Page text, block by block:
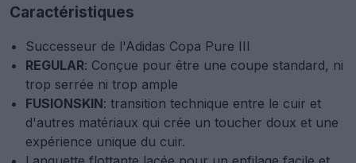
Caractéristiques
Successeur de l'Adidas Copa Pure III
REGULAR: Conçue pour être une coupe standard, ni
trop serrée ni trop ample
FUSIONSKIN: transition technique entre le cuir et
d'autres matériaux qui crée un toucher doux et une
expérience unique du cuir.